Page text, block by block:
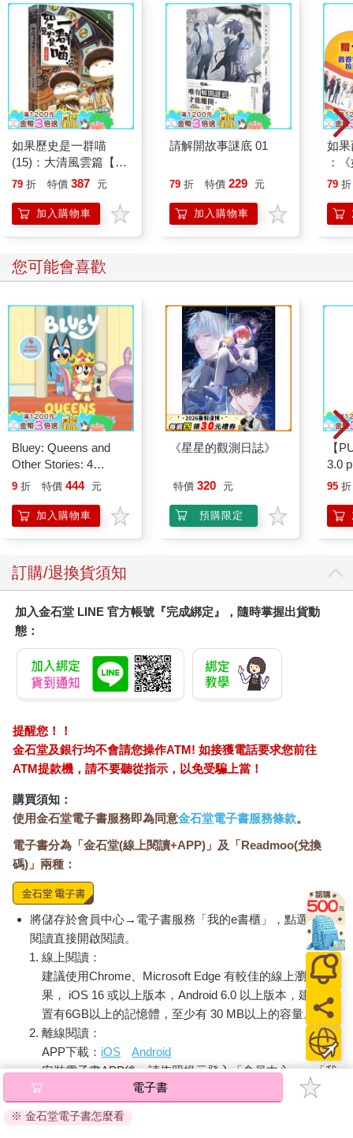
像是旁觀者般輕描淡寫地問。她遲疑了好久，不知道該怎麼回答
這尷尬的問題，只好說：「對啊，就不知道怎麼搞的嘛……。」
就這樣，敷衍了我想像很久的身世之謎。
大概因為我是家裡唯一對她的故事有興趣的孩子，媽媽過世前把
她寫的十幾萬字回憶錄和日記，以及她的相簿都交給了我。翻讀
她大江大海般的生命史，看到這位命運多舛、才情洋溢的老太
太，好勇敢強悍；我也並不遺憾的，在她描繪三個丈夫、七個兒
女，恩怨情仇曲折離奇的情節中，看見並理解，自己不過只是她
生命中跑龍套的小角色。媽媽最後和繼父一起安葬在加州鄉下墓
園。這次去看她的時候，整個墓園只有我一人，但我並不感到害
怕。她的墓安放在布滿鮮花的大草地上，面向教堂屋頂的十字
架，是她生前挑過，喜愛的樣子。我在她的墓前安靜的思念她，
也紀念我自己的成長。我大聲禱告，感謝上帝給媽媽這麼美麗的
安息之所。我也真心感謝母親的付出，自己當了媽媽之後，才更
能體會把自己的需要放在一旁，全心全意為兒女付出的艱難。雖
的關係，但我謝謝她遺傳給我一點點她的勇敢，一點點她強大的
冒險基因，讓我有機會擁有比她幸運的人生。
離開墓園的時候我刻意開車巡過她晚年住過的房子、我陪她一起
去過的超市，與充滿八卦耳語的小哥的餐廳︙︙這些曾經讓我那
麼嚮往，又令我傷心的家的記憶，那個不切實際的「美國夢」，
也都隨著母親的逝世徹底離開我的生命了。
【內文試閱2】
第一次覺得大毅和我們全家「不同類」，是從他小學三年級，我
這個奇妙的設備，充滿好奇。我以為他就是像多數孩子那樣，只
是被手機上的遊戲畫面和觸碰反應吸引。沒想到他因為iPhone，
開始研究起手機構造、賈伯斯和電腦產業，以及所有蘋果相關的
產品。
小學四年級他讀完了超過八百頁的《賈伯斯傳》，彼時我和順子
爸爸都是只會用Windows Word 寫作的文組人，我們家還沒有人
會用蘋果電腦，不知道大毅特殊的興趣從何而來。但自此爾後，
腦資訊類，買回一大堆媽媽爸爸都看不懂的電腦書。
十歲那年，大毅花了兩個小時在電腦上以龜速寫信給一位網路上
知名的蘋果教學與討論區站長，說：「我十歲，男，我也喜歡蘋
果電腦，但我並未擁有它，媽媽說我太小了……我用Google 建立
了蘋果論壇，想要邀請你來參加。」站長很好心而有些驚嚇的回
彼時小大毅最愛的活動，就是去逛光華商場和電腦展。他會拿一
堆免費DM回來一一講給媽媽聽，挑戰文組媽媽的耐心和理解力。
出國旅行不管是到哪裡，他最想去的所在都是當地的Apple
Store。小學五年級開始，他一定會熬夜同步聽賈伯斯的蘋果發表
會和開發者大會。我完全不了解當時英文聽力霧煞煞的大毅，到
底在「聽什麼」。
大毅並不是典型成績好的理工男孩，也不是多數喜歡三C沉浸於
遊戲的小宅男。他寫功課考試都比別人慢，從小學一年級開始，
媽媽就與他有著回家功課的對峙和戰爭。不是媽媽要求太高，也
不是他擺爛或不認真，而是這個孩子總是把簡單的事情想得太複
雜：一個簡單反射性的造句作業，他會百轉千迴的想，「如果大
家都這樣寫，我有沒有其他不一樣的表達方式？」一個有著標準
答案的選擇題，大毅會花時間找到每一個答案的破綻；如果成績
不好，媽媽問他有沒有需要補習，他會說，如果有足夠的時間，
我每一題都會啊，為什麼在學校聽過一次還要去補習班再聽一
如果歷史是一群喵
(15)：大清風雲篇【萌
貓漫畫學歷史】
79 折 特價 387 元
加入購物車
請解開故事謎底 01
79 折 特價 229 元
加入購物車
如
：
喵
79 折
您可能會喜歡
Bluey: Queens and
Other Stories: 4
Stories in 1 Book.
9 折 特價 444 元
加入購物車
《星星的觀測日誌》
特價 320 元
預購限定
【
3.0
黑
95 折
訂購/退換貨須知
加入金石堂 LINE 官方帳號『完成綁定』，隨時掌握出貨動
態：
提醒您！！
金石堂及銀行均不會請您操作ATM! 如接獲電話要求您前往
ATM提款機，請不要聽從指示，以免受騙上當！
購買須知：
使用金石堂電子書服務即為同意金石堂電子書服務條款。
電子書分為「金石堂(線上閱讀+APP)」及「Readmoo(兌換
碼)」兩種：
將儲存於會員中心→電子書服務「我的e書櫃」，點選線上
閱讀直接開啟閱讀。
線上閱讀：
建議使用Chrome、Microsoft Edge 有較佳的線上瀏覽效
果， iOS 16 或以上版本，Android 6.0 以上版本，建議裝
置有6GB以上的記憶體，至少有 30 MB以上的容量。
離線閱讀：
APP下載： iOS
Android
安裝電子書APP後，請依照提示登入「會員中心」→「我
的E書櫃」→「電子書APP通行碼/載具管理」，取得通行
碼再登入下載您所購買的電子書。完成下載後，點選任一
電子書
※ 金石堂電子書怎麼看